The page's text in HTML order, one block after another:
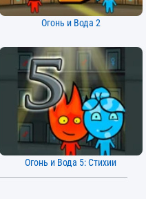
Огонь и Вода 2
Огонь и Вода 5: Стихии